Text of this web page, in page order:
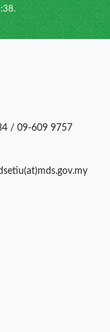
/ 09-609 9757